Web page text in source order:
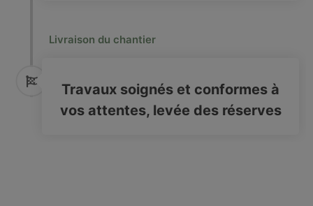
Livraison du chantier
Travaux soignés et conformes à
vos attentes, levée des réserves